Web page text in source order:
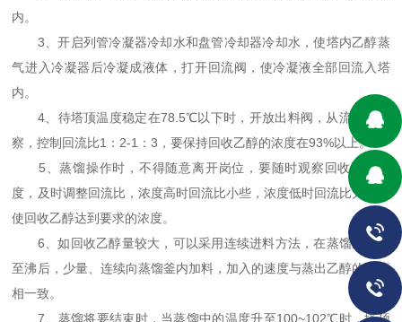
内。
3、开启列管冷凝器冷却水和盘管冷却器冷却水，使塔内乙醇蒸
气进入冷凝器后冷凝成液体，打开回流阀，使冷凝液全部回流入塔
内。
4、待塔顶温度稳定在78.5℃以下时，开放出料阀，从流量计观
察，控制回流比1：2-1：3，要保持回收乙醇的浓度在93%以上。
5、蒸馏操作时，不得随意离开岗位，要随时观察回收乙醇浓
度，及时调整回流比，浓度高时回流比小些，浓度低时回流比大些。
使回收乙醇达到要求的浓度。
6、如回收乙醇量较大，可以采用连续进料方法，在蒸馏釜加热
至沸后，少量、连续向蒸馏釜内加料，加入的速度与蒸出乙醇的速度
相一致。
7、蒸馏将要结束时，当蒸馏中的温度升至100~102℃时，塔顶